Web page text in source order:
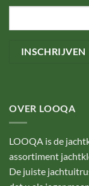
OVER LOOQA
LOOQA is de
assortiment
De juiste